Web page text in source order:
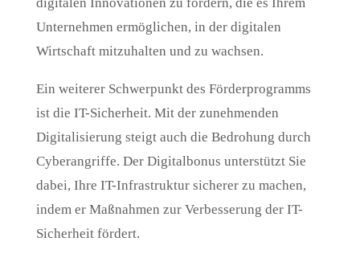
Unternehmen ermöglichen, in der digitalen
Wirtschaft mitzuhalten und zu wachsen.
Ein weiterer Schwerpunkt des Förderprogramms
ist die IT-Sicherheit. Mit der zunehmenden
Digitalisierung steigt auch die Bedrohung durch
Cyberangriffe. Der Digitalbonus unterstützt Sie
dabei, Ihre IT-Infrastruktur sicherer zu machen,
indem er Maßnahmen zur Verbesserung der IT-
Sicherheit fördert.